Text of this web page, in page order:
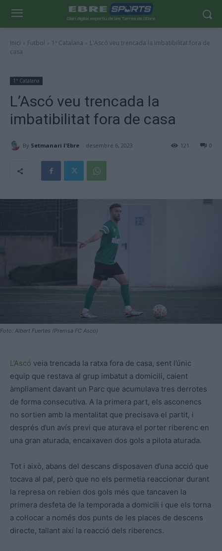
Inici Futbol 1ª Catalana
L'Ascó veu trencada la imbatibilitat fora de
casa
1ª Catalana
L’Ascó veu trencada la
imbatibilitat fora de casa
By Setmanari l'Ebre desembre 6, 2023 0
121
Foto: Albert Fuertes (Premsa FC Ascó)
L’Ascó veia trencada la ratxa fora de casa, sent l’únic
equip que restava al grup imbatut a domicili, caient
àmpliament davant un Parc que acumulava tres derrotes
de forma consecutiva. A la primera part, els asconencs
no sortien amb la mentalitat que precisava el partit, i
després d’un avís previ que aturava el porter riberenc en
una gran aturada, encaixaven dos gols a pilota aturada.
Tot i això, abans del descans disposaven d’una acció que
tocava al pal, però que no els permetia reaccionar durant
la represa on rebien dos gols més que tancaven la
primera desfeta de la temporada a domicili i que els torna
a col·locar a només dos punts de les places de descens
directe, tallant així la reacció dels riberencs.